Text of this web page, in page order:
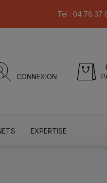
Tel : 04 78 37
CONNEXION
EXPERTISE